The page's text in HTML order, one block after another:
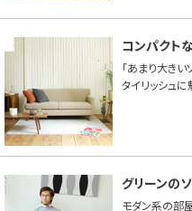
コンパクト
「あまり大き
タイリッシュ
グリーンの
モダン系の部